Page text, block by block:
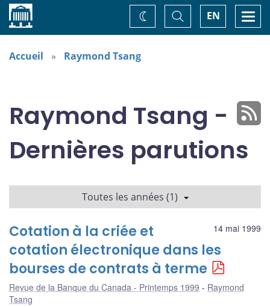
Accueil EN
Basculer
la
recherche
Changez
de
Accueil Raymond Tsang
Raymond Tsang -
Dernières parutions
Toutes les années (1)
14 mai 1999
Cotation à la criée et
cotation électronique dans les
bourses de contrats à terme
Revue de la Banque du Canada - Printemps 1999
Raymond
Tsang